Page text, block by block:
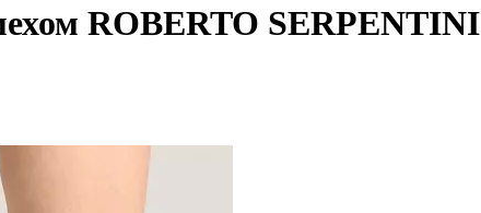
ROBERTO SERPENTINI